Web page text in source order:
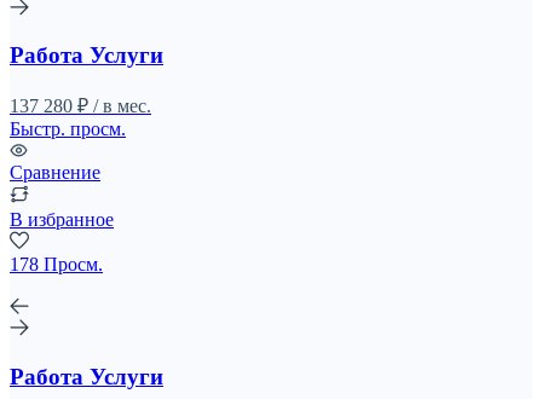
Работа Услуги
137 280 ₽ / в мес.
Быстр. просм.
Сравнение
В избранное
178 Просм.
Работа Услуги